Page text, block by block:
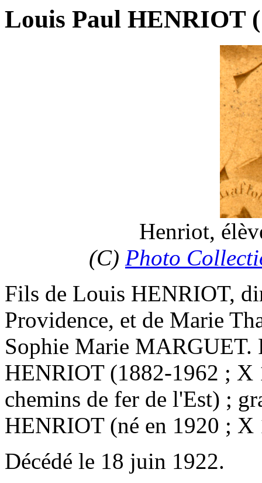
Louis Paul HENRIOT
Henriot,
(C) Photo
Fils de Louis HENRIOT,
Providence, et de Marie
Sophie Marie MARGUET.
HENRIOT (1882-1962 ; X
chemins de fer de l'Est) ;
HENRIOT (né en 1920 ;
Décédé le 18 juin 1922.